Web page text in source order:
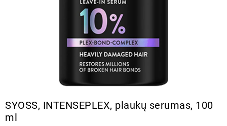
SYOSS, INTENSEPLEX, plaukų serumas, 100
ml